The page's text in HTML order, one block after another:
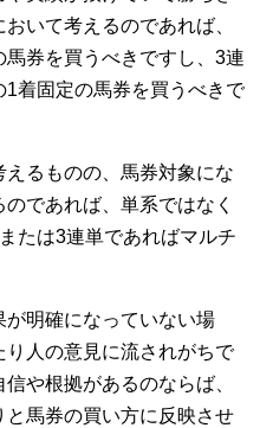
いて考えるのであれば、
券を買うべきですし、3連
着固定の馬券を買うべきで
るものの、馬券対象にな
であれば、単系ではなく
たは3連単であればマルチ
が明確になっていない場
人の意見に流されがちで
や根拠があるのならば、
馬券の買い方に反映させ